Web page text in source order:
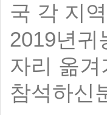
국 각 지
2019년귀
자리 옮
참석하신